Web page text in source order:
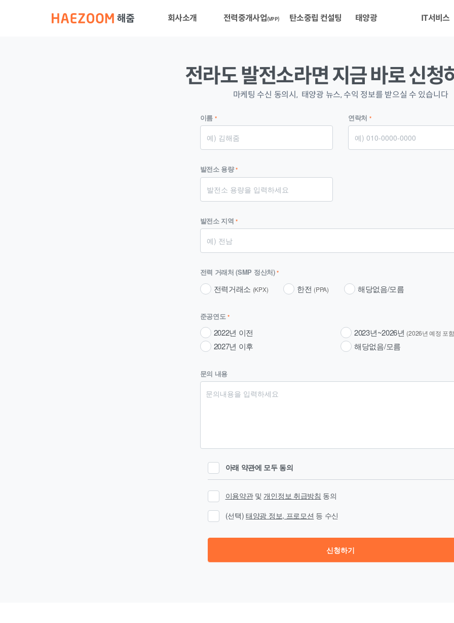
Toggle
회사소개
언론보도
전력중개사업(VPP)
입찰제도(제주)
발전량예측서비스
탄소중립 컨설팅
전기요금 절감
온사이트 PPA
태양광
케어해줌
REC/발전소 모집
아파트 태양광
IT서비스
해줌온
햇빛지도
전라도 발전소라면 지금 바로 신청
마케팅 수신 동의시, 태양광 뉴스, 수익 정보를 받으실 수 있습니다
이름 * 연락처 *
발전소 용량*
발전소 지역*
전력 거래처 (SMP 정산처)*
전력거래소 (KPX) 한전 (PPA) 해당없음/모름
준공연도 *
2022년 이전 2023년~2026년 (2026년 예정 포
2027년 이후 해당없음/모름
문의 내용
아래 약관에 모두 동의
이용약관및 개인정보 취급방침 동의
(선택) 태양광 정보, 프로모션 등 수신
신청하기